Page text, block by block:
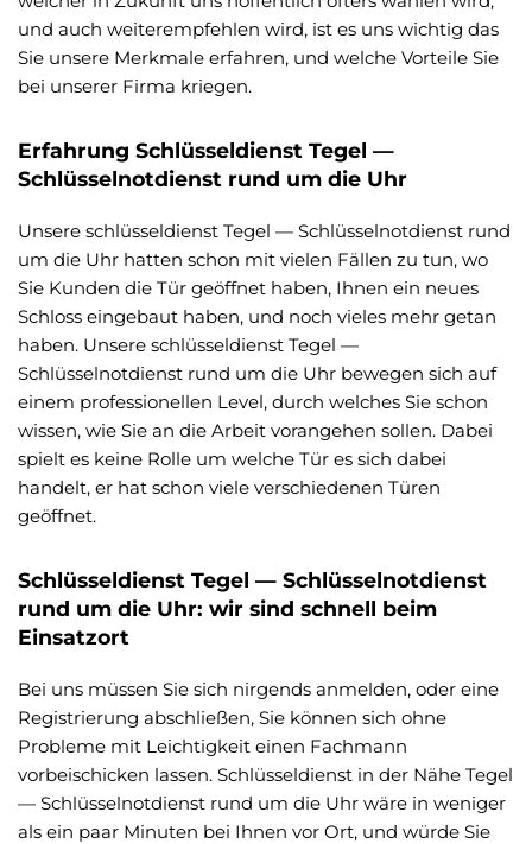
und auch weiterempfehlen wird, ist es uns wichtig das
Sie unsere Merkmale erfahren, und welche Vorteile Sie
bei unserer Firma kriegen.
Erfahrung Schlüsseldienst Tegel —
Schlüsselnotdienst rund um die Uhr
Unsere schlüsseldienst Tegel — Schlüsselnotdienst rund
um die Uhr hatten schon mit vielen Fällen zu tun, wo
Sie Kunden die Tür geöffnet haben, Ihnen ein neues
Schloss eingebaut haben, und noch vieles mehr getan
haben. Unsere schlüsseldienst Tegel —
Schlüsselnotdienst rund um die Uhr bewegen sich auf
einem professionellen Level, durch welches Sie schon
wissen, wie Sie an die Arbeit vorangehen sollen. Dabei
spielt es keine Rolle um welche Tür es sich dabei
handelt, er hat schon viele verschiedenen Türen
geöffnet.
Schlüsseldienst Tegel — Schlüsselnotdienst
rund um die Uhr: wir sind schnell beim
Einsatzort
Bei uns müssen Sie sich nirgends anmelden, oder eine
Registrierung abschließen, Sie können sich ohne
Probleme mit Leichtigkeit einen Fachmann
vorbeischicken lassen. Schlüsseldienst in der Nähe Tegel
— Schlüsselnotdienst rund um die Uhr wäre in weniger
als ein paar Minuten bei Ihnen vor Ort, und würde Sie